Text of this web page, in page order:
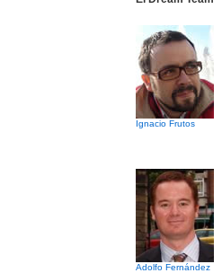
Ignacio Frutos
Adolfo Fernández